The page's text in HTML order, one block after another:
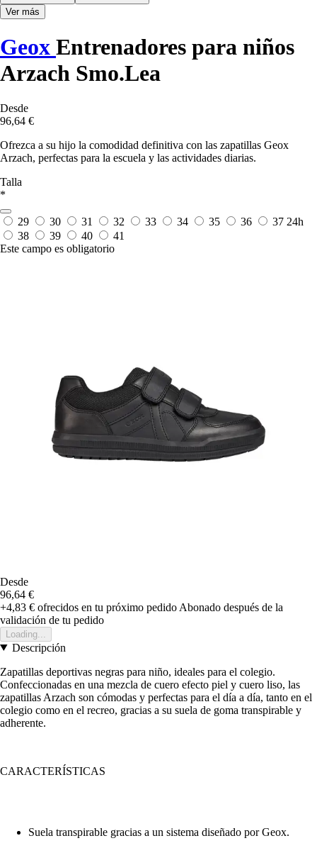
Ver más
Geox Entrenadores para niños
Arzach Smo.Lea
Desde
96,64 €
Ofrezca a su hijo la comodidad definitiva con las zapatillas Geox
Arzach, perfectas para la escuela y las actividades diarias.
Talla
*
29 30 31 32 33 34 35 36 37 24h
38
39 40
41
Este campo es obligatorio
Desde
96,64 €
+4,83 € ofrecidos en tu próximo pedido Abonado después de la
validación de tu pedido
Loading...
Descripción
Zapatillas deportivas negras para niño, ideales para el colegio.
Confeccionadas en una mezcla de cuero efecto piel y cuero liso, las
zapatillas Arzach son cómodas y perfectas para el día a día, tanto en el
colegio como en el recreo, gracias a su suela de goma transpirable y
adherente.
CARACTERÍSTICAS
Suela transpirable gracias a un sistema diseñado por Geox.